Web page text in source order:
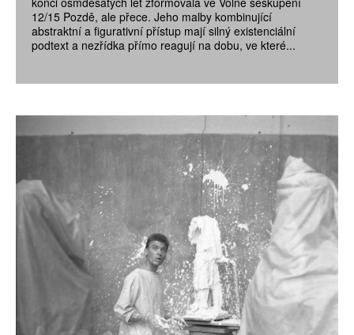
12/15 Pozdě, ale přece. Jeho malby kombinující
abstraktní a figurativní přístup mají silný existenciální
podtext a nezřídka přímo reagují na dobu, ve které...